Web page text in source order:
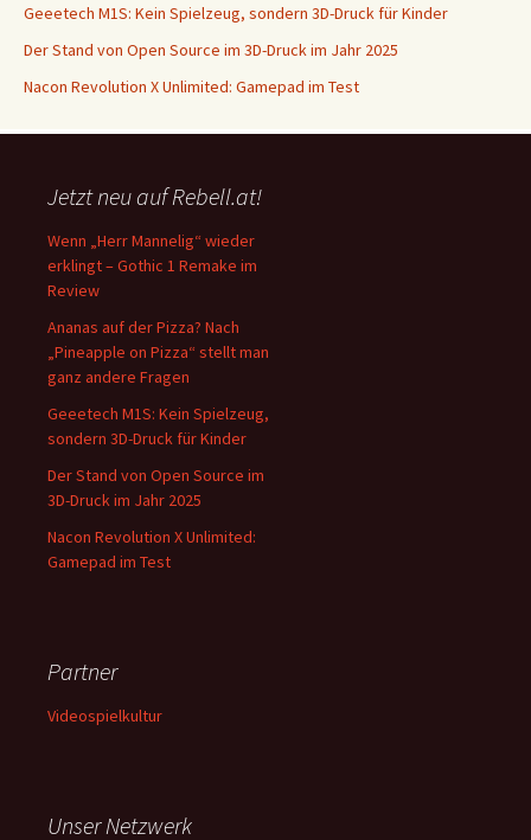
Geeetech M1S: Kein Spielzeug, sondern 3D-Druck für Kinder
Der Stand von Open Source im 3D-Druck im Jahr 2025
Nacon Revolution X Unlimited: Gamepad im Test
Jetzt neu auf Rebell.at!
Wenn „Herr Mannelig“ wieder
erklingt – Gothic 1 Remake im
Review
Ananas auf der Pizza? Nach
„Pineapple on Pizza“ stellt man
ganz andere Fragen
Geeetech M1S: Kein Spielzeug,
sondern 3D-Druck für Kinder
Der Stand von Open Source im
3D-Druck im Jahr 2025
Nacon Revolution X Unlimited:
Gamepad im Test
Partner
Videospielkultur
Unser Netzwerk